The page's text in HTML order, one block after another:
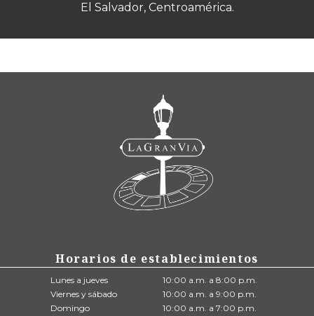
El Salvador, Centroamérica.
Horarios de establecimientos
Lunes a jueves
10:00 a.m. a 8:00 p.m.
Viernes y sábado
10:00 a.m. a 9:00 p.m.
Domingo
10:00 a.m. a 7:00 p.m.